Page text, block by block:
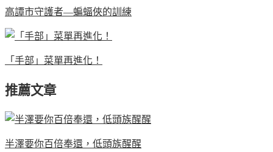
高譚市守護者—蝙蝠俠的訓練
「手部」菜單再進化！
推薦文章
半澤要你百倍奉還，低頭族醒醒